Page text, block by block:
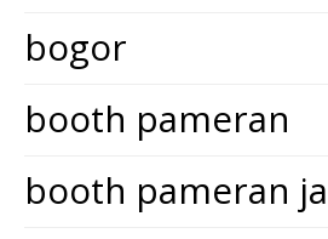
bogor
booth pameran
booth pameran